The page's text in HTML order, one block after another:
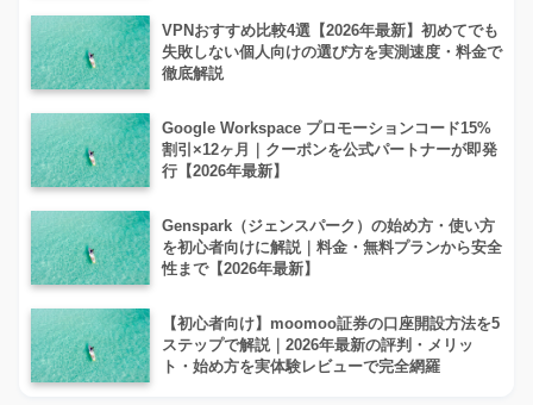
VPNおすすめ比較4選【2026年最新】初めてでも
失敗しない個人向けの選び方を実測速度・料金で
徹底解説
Google Workspace プロモーションコード15%
割引×12ヶ月｜クーポンを公式パートナーが即発
行【2026年最新】
Genspark（ジェンスパーク）の始め方・使い方
を初心者向けに解説｜料金・無料プランから安全
性まで【2026年最新】
【初心者向け】moomoo証券の口座開設方法を5
ステップで解説｜2026年最新の評判・メリッ
ト・始め方を実体験レビューで完全網羅